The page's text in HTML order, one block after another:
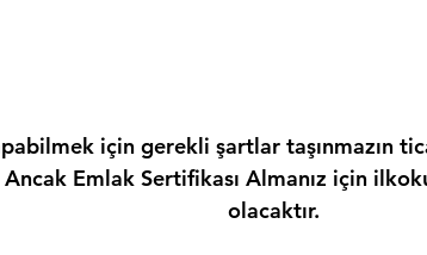
için gerekli şartlar taşınmazın
Emlak Sertifikası Almanız için
olacaktır.